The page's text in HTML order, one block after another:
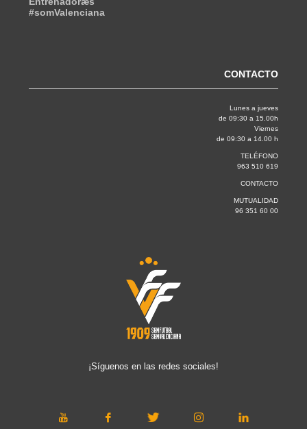
#somValenciana
CONTACTO
Lunes a jueves
de 09:30 a 15.00h
Viernes
de 09:30 a 14.00 h
TELÉFONO
963 510 619
CONTACTO
MUTUALIDAD
96 351 60 00
¡Síguenos en las redes sociales!